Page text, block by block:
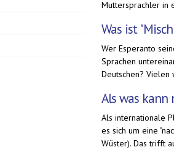
Muttersprachler in
Was ist
Wer Esperanto
Sprachen
Deutschen? Vielen
Als was kann
Als internationale
es sich um eine
Wüster). Das trifft